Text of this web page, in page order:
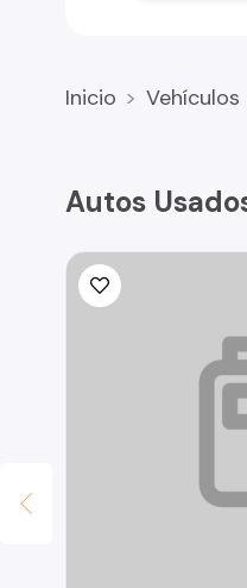
Inicio Vehículos
Autos